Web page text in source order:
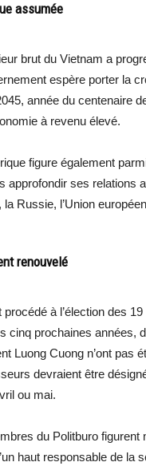
assumée
brut du Vietnam a
espère porter la
année du centenaire
à revenu élevé.
figure également
approfondir ses relations
Russie, l’Union
renouvelé
à l’élection des
cinq prochaines années,
Luong Cuong n’ont
devraient être
ou mai.
du Politburo
haut responsable de